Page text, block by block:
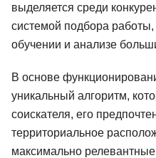
выделяется среди
системой подбора
обучении и анализе
В основе
уникальный алгоритм,
соискателя, его
территориальное
максимально